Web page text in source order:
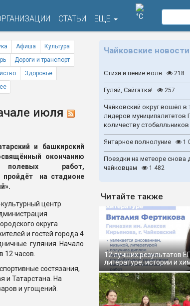
СТАТЬИ ЕЩЕ °C
Афиша
Культура
Дороги и транспорт
Здоровье
июля
и башкирский
окончанию
полевых работ,
пройдёт на стадионе
центр
округа
и гостей города 4
гуляния. Начало
12 часов.
состязания,
и Татарстана. На
и угощений.
Чайковские новости
Стихи и пение волн 218
Гуляй, Сайгатка! 257
Чайковский округ вошёл в
лидеров муниципалитетов
количеству
Янтарное полнолуние 1
Поездки на метеоре снова
чайковцам
1 482
Читайте также
12 лучших результатов
литературе, истории и